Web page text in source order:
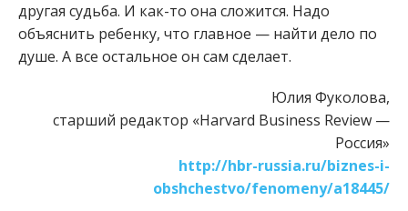
другая судьба. И как-то она сложится. Надо
объяснить ребенку, что главное — найти дело по
душе. А все остальное он сам сделает.
Юлия Фуколова,
старший редактор «Harvard Business Review —
Россия»
http://hbr-russia.ru/biznes-i-
obshchestvo/fenomeny/a18445/